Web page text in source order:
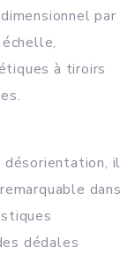
par
à tiroirs
il
dans
dédales